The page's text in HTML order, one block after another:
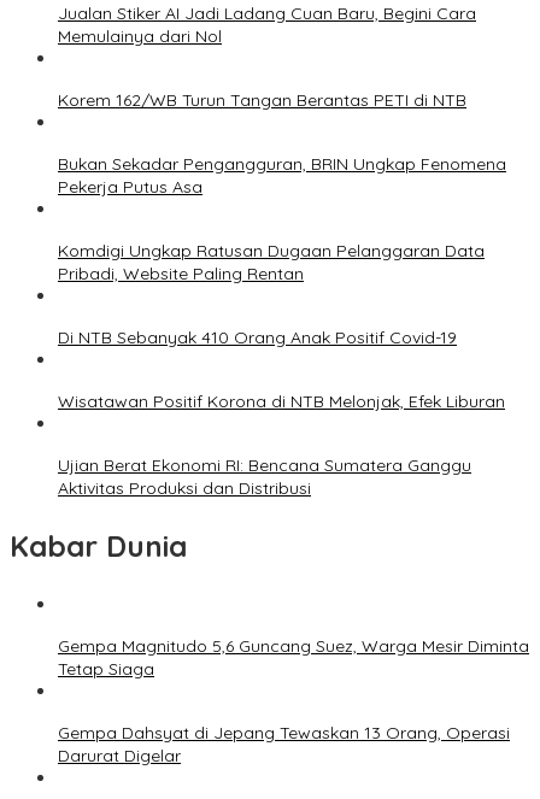
Jualan Stiker AI Jadi Ladang Cuan Baru, Begini Cara
Memulainya dari Nol
Korem 162/WB Turun Tangan Berantas PETI di NTB
Bukan Sekadar Pengangguran, BRIN Ungkap Fenomena
Pekerja Putus Asa
Komdigi Ungkap Ratusan Dugaan Pelanggaran Data
Pribadi, Website Paling Rentan
Di NTB Sebanyak 410 Orang Anak Positif Covid-19
Wisatawan Positif Korona di NTB Melonjak, Efek Liburan
Ujian Berat Ekonomi RI: Bencana Sumatera Ganggu
Aktivitas Produksi dan Distribusi
Kabar Dunia
Gempa Magnitudo 5,6 Guncang Suez, Warga Mesir Diminta
Tetap Siaga
Gempa Dahsyat di Jepang Tewaskan 13 Orang, Operasi
Darurat Digelar